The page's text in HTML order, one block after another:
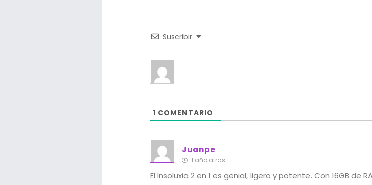
Suscribir
1 COMENTARIO
Juanpe
1 año atrás
El Insoluxia 2 en 1 es genial, ligero y potente. Con 16GB de